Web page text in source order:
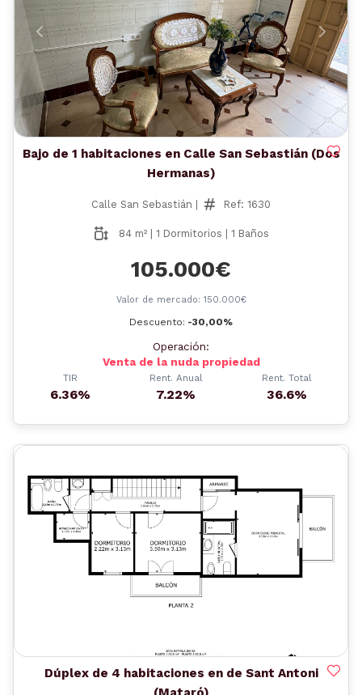
Anterior
Bajo de 1 habitaciones en Calle San Sebastián (Dos
Hermanas)
Calle San Sebastián | Ref: 1630
84 m² | 1 Dormitorios | 1 Baños
105.000€
Valor de mercado: 150.000€
Descuento: -30,00%
Operación:
Venta de la nuda propiedad
TIR
6.36%
Rent. Anual
7.22%
Rent. Total
36.6%
Dúplex de 4 habitaciones en de Sant Antoni